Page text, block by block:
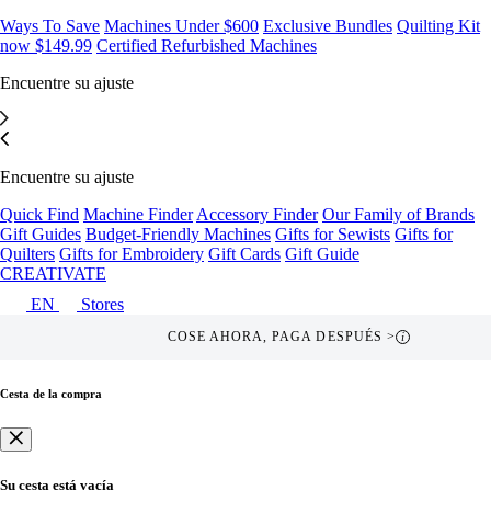
Ways To Save Machines Under $600 Exclusive Bundles Quilting Kit
now $149.99 Certified Refurbished Machines
Encuentre su ajuste
Encuentre su ajuste
Quick Find Machine Finder Accessory Finder Our Family of Brands
Gift Guides Budget-Friendly Machines Gifts for Sewists Gifts for
Quilters Gifts for Embroidery Gift Cards Gift Guide
CREATIVATE
EN
Stores
COSE AHORA, PAGA DESPUÉS > i
Cesta de la compra
Su cesta está vacía